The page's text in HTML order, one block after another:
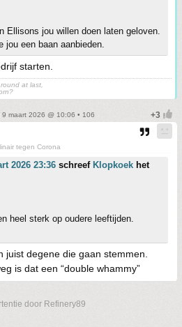
Ellisons jou willen doen laten geloven.
jou een baan aanbieden.
starten.
at last,
9 maart 2026 @ 10:06 • 106
tegen Corona
2026 23:36 schreef Klopkoek het
heel sterk op oudere leeftijden.
juist degene die gaan stemmen.
is dat een “double whammy”
door Refinery89